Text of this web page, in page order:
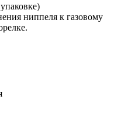
ниппеля к газовому